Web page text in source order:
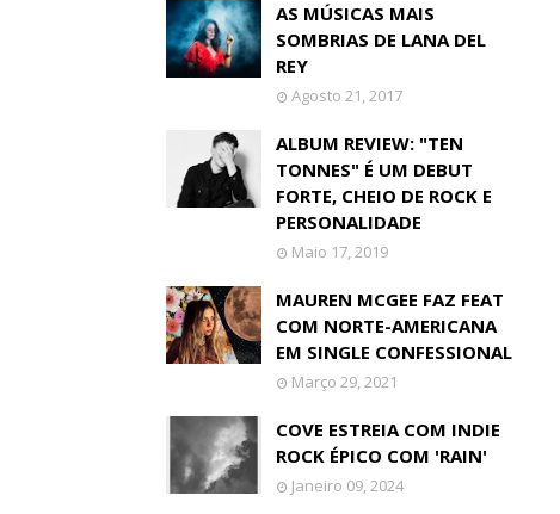
AS MÚSICAS MAIS
SOMBRIAS DE LANA DEL
REY
Agosto 21, 2017
ALBUM REVIEW: "TEN
TONNES" É UM DEBUT
FORTE, CHEIO DE ROCK E
PERSONALIDADE
Maio 17, 2019
MAUREN MCGEE FAZ FEAT
COM NORTE-AMERICANA
EM SINGLE CONFESSIONAL
Março 29, 2021
COVE ESTREIA COM INDIE
ROCK ÉPICO COM 'RAIN'
Janeiro 09, 2024